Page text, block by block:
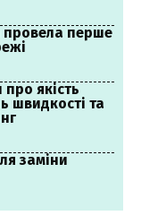
провела перше
про якість
швидкості та
заміни